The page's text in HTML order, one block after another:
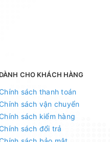
DÀNH CHO KHÁCH HÀNG
Chính sách thanh toán
Chính sách vận chuyển
Chính sách kiểm hàng
Chính sách đổi trả